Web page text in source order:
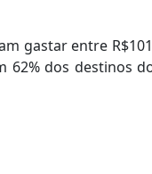
gastar entre
62% dos destinos